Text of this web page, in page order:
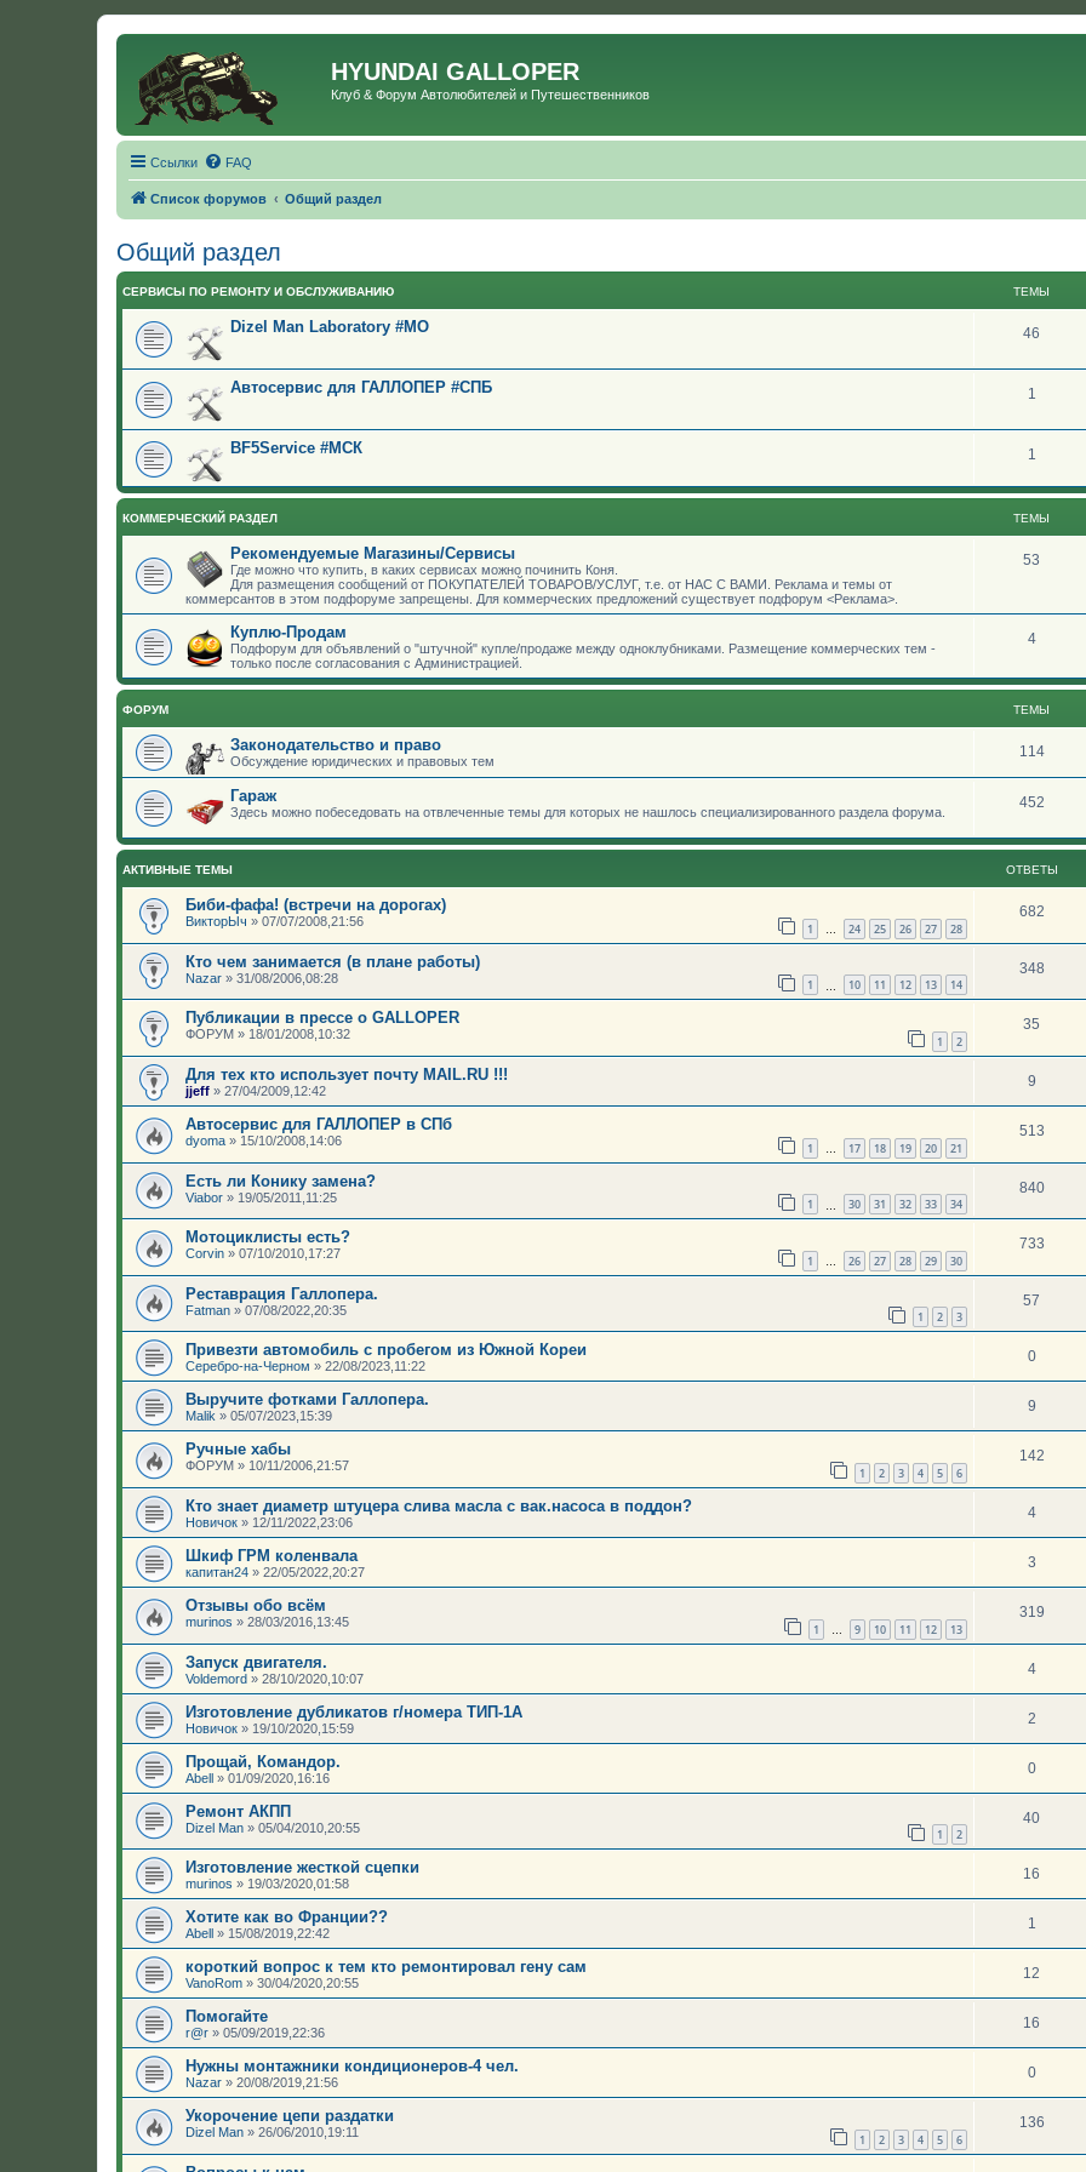
HYUNDAI GALLOPER
Клуб & Форум Автолюбителей и Путешественников
Ссылки FAQ
Список форумов Общий раздел
Общий раздел
СЕРВИСЫ ПО РЕМОНТУ И ОБСЛУЖИВАНИЮ ТЕМЫ
Dizel Man Laboratory #МО 46
Автосервис для ГАЛЛОПЕР #СПБ 1
BF5Service #МСК 1
КОММЕРЧЕСКИЙ РАЗДЕЛ ТЕМЫ
Рекомендуемые Магазины/Сервисы
Где можно что купить, в каких сервисах можно починить Коня.
Для размещения сообщений от ПОКУПАТЕЛЕЙ ТОВАРОВ/УСЛУГ, т.е. от НАС С ВАМИ. Реклама и темы от
коммерсантов в этом подфоруме запрещены. Для коммерческих предложений существует подфорум <Реклама>.
53
Куплю-Продам
Подфорум для объявлений о "штучной" купле/продаже между одноклубниками. Размещение коммерческих тем -
только после согласования с Администрацией.
4
ФОРУМ ТЕМЫ
Законодательство и право
Обсуждение юридических и правовых тем
114
Гараж
Здесь можно побеседовать на отвлеченные темы для которых не нашлось специализированного раздела форума.
452
АКТИВНЫЕ ТЕМЫ ОТВЕТЫ
Биби-фафа! (встречи на дорогах)
ВикторЫч » 07/07/2008,21:56 1 … 24 25 26 27 28
682
Кто чем занимается (в плане работы)
Nazar » 31/08/2006,08:28 1 10 11 12 13 14
348
Публикации в прессе о GALLOPER
ФОРУМ » 18/01/2008,10:32 1 2
35
Для тех кто использует почту MAIL.RU !!!
jjeff » 27/04/2009,12:42
9
Автосервис для ГАЛЛОПЕР в СПб
dyoma » 15/10/2008,14:06 1 … 17 18 19 20 21
513
Есть ли Конику замена?
Viabor » 19/05/2011,11:25 1 30 31 32 33 34
840
Мотоциклисты есть?
Corvin » 07/10/2010,17:27 1 … 26 27 28 29 30
733
Реставрация Галлопера.
Fatman » 07/08/2022,20:35 1 2 3
57
Привезти автомобиль с пробегом из Южной Кореи
Серебро-на-Черном » 22/08/2023,11:22
0
Выручите фотками Галлопера.
Malik » 05/07/2023,15:39
9
Ручные хабы
ФОРУМ » 10/11/2006,21:57 1 2 3 4 5 6
142
Кто знает диаметр штуцера слива масла с вак.насоса в поддон?
Новичок » 12/11/2022,23:06
4
Шкиф ГРМ коленвала
капитан24 » 22/05/2022,20:27
3
Отзывы обо всём
murinos » 28/03/2016,13:45 1 … 9 10 11 12 13
319
Запуск двигателя.
Voldemord » 28/10/2020,10:07
4
Изготовление дубликатов г/номера ТИП-1А
Новичок » 19/10/2020,15:59
2
Прощай, Командор.
Abell » 01/09/2020,16:16
0
Ремонт АКПП
Dizel Man » 05/04/2010,20:55 1 2
40
Изготовление жесткой сцепки
murinos » 19/03/2020,01:58
16
Хотите как во Франции??
Abell » 15/08/2019,22:42
1
короткий вопрос к тем кто ремонтировал гену сам
VanoRom » 30/04/2020,20:55
12
Помогайте
r@r » 05/09/2019,22:36
16
Нужны монтажники кондиционеров-4 чел.
Nazar » 20/08/2019,21:56
0
Укорочение цепи раздатки
Dizel Man » 26/06/2010,19:11 1 2 3 4 5 6
136